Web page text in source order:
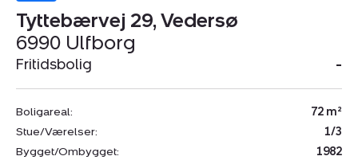
Tyttebærvej 29, Vedersø
6990 Ulfborg
Fritidsbolig -
Boligareal:
72 m²
Stue/Værelser:
1/3
Bygget/Ombygget:
1982